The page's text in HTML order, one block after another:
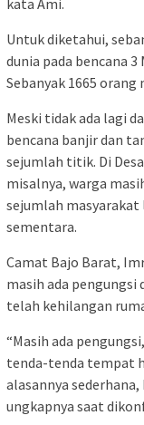
kata Ami.
Untuk diketahui,
dunia pada bencana 3
Sebanyak 1665
Meski tidak ada lagi
bencana banjir dan
sejumlah titik. Di
misalnya, warga
sejumlah
sementara.
Camat Bajo Barat,
masih ada pengungsi
telah kehilangan
“Masih ada
tenda-tenda tempat
alasannya
ungkapnya saat